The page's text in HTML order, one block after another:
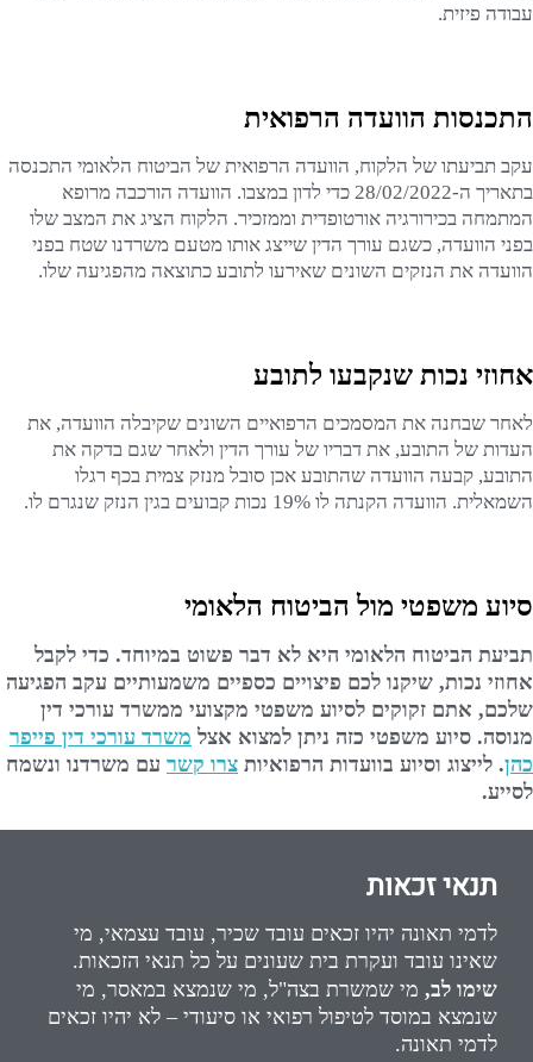
עבודה פיזית.
התכנסות הוועדה הרפואית
עקב תביעתו של הלקוח, הוועדה הרפואית של הביטוח הלאומי התכנסה
בתאריך ה-28/02/2022 כדי לדון במצבו. הוועדה הורכבה מרופא
המתמחה בכירורגיה אורטופדית וממזכיר. הלקוח הציג את המצב שלו
בפני הוועדה, כשגם עורך הדין שייצג אותו מטעם משרדנו שטח בפני
הוועדה את הנזקים השונים שאירעו לתובע כתוצאה מהפגיעה שלו.
אחוזי נכות שנקבעו לתובע
לאחר שבחנה את המסמכים הרפואיים השונים שקיבלה הוועדה, את
העדות של התובע, את דבריו של עורך הדין ולאחר שגם בדקה את
התובע, קבעה הוועדה שהתובע אכן סובל מנזק צמית בכף רגלו
השמאלית. הוועדה הקנתה לו 19% נכות קבועים בגין הנזק שנגרם לו.
סיוע משפטי מול הביטוח הלאומי
תביעת הביטוח הלאומי היא לא דבר פשוט במיוחד. כדי לקבל
אחוזי נכות, שיקנו לכם פיצויים כספיים משמעותיים עקב הפגיעה
שלכם, אתם זקוקים לסיוע משפטי מקצועי ממשרד עורכי דין
מנוסה. סיוע משפטי כזה ניתן למצוא אצל משרד עורכי דין פייפר
כהן. לייצוג וסיוע בוועדות הרפואיות צרו קשר עם משרדנו ונשמח
לסייע.
תנאי זכאות
לדמי תאונה יהיו זכאים עובד שכיר, עובד עצמאי, מי
שאינו עובד ועקרת בית שעונים על כל תנאי הזכאות.
שימו לב, מי שמשרת בצה"ל, מי שנמצא במאסר, מי
שנמצא במוסד לטיפול רפואי או סיעודי – לא יהיו זכאים
לדמי תאונה.